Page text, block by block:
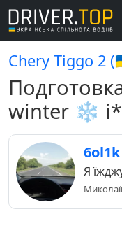
Chery Tiggo 2
winter ❄️
6ol1k
Я